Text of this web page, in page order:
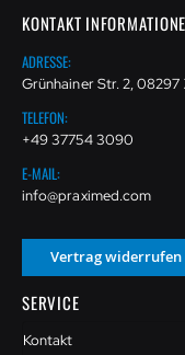
KONTAKT
ADRESSE:
Grünhainer Str. 2, 08297
TELEFON:
+49 37754 3090
E-MAIL:
info@praximed.com
Vertrag widerrufen
SERVICE
Kontakt